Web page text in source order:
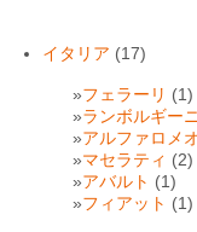
イタリア (17)
フェラーリ (1)
ランボルギー
アルファロメ
マセラティ (2)
アバルト (1)
フィアット (1)